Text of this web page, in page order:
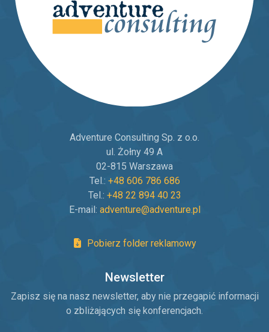
Adventure Consulting Sp. z o.o.
ul. Żołny 49 A
02-815 Warszawa
Tel.: +48 606 786 686
Tel.: +48 22 894 40 23
E-mail: adventure@adventure.pl
Pobierz folder reklamowy
Newsletter
Zapisz się na nasz newsletter, aby nie przegapić informacji
o zbliżających się konferencjach.